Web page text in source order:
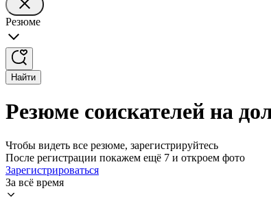
Резюме
Найти
Резюме соискателей на
Чтобы видеть все резюме, зарегистрируйтесь
После регистрации покажем ещё 7 и откроем фото
Зарегистрироваться
За всё время